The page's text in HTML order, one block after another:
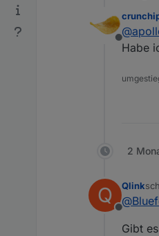
Offline
@
Habe
2
Q
Offline
Qlink
@
Gibt